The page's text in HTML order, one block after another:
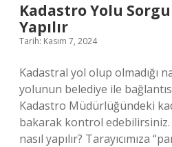
Kadastro Yolu
Yapılır
Tarih: Kasım 7, 2024
Kadastral yol olup olmadığı
yolunun belediye ile
Kadastro Müdürlüğündeki
bakarak kontrol
nasıl yapılır? Tarayıcımıza